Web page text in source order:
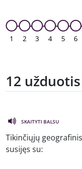
1 2 3 4 5 6
12 užduotis
SKAITYTI BALSU
Tikinčiųjų
susijęs su: